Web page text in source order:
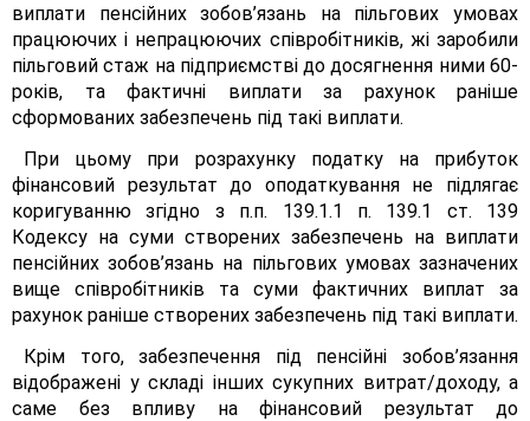
виплати пенсійних зобов’язань на пільгових умовах
працюючих і непрацюючих співробітників, жі заробили
пільговий стаж на підприємстві до досягнення ними 60-
років, та фактичні виплати за рахунок раніше
сформованих забезпечень під такі виплати.
При цьому при розрахунку податку на прибуток
фінансовий результат до оподаткування не підлягає
коригуванню згідно з п.п. 139.1.1 п. 139.1 ст. 139
Кодексу на суми створених забезпечень на виплати
пенсійних зобов’язань на пільгових умовах зазначених
вище співробітників та суми фактичних виплат за
рахунок раніше створених забезпечень під такі виплати.
Крім того, забезпечення під пенсійні зобов’язання
відображені у складі інших сукупних витрат/доходу, а
саме без впливу на фінансовий результат до